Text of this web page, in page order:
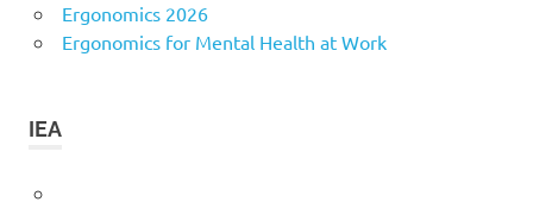
Ergonomics 2026
Ergonomics for Mental Health at Work
IEA